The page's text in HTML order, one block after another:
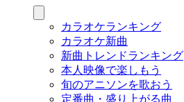
カラオケランキング
カラオケ新曲
新曲トレンドランキング
本人映像で楽しもう
旬のアニソンを歌おう
定番曲・盛り上がる曲